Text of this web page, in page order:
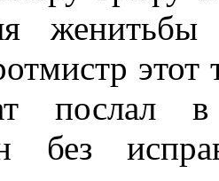
этот
послал
без